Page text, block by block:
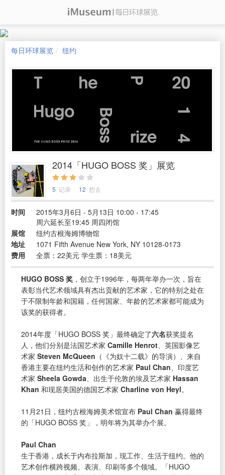
每日环球展览 纽约
2014「HUGO BOSS 奖」展览
5 记录 12 想去
时间
2015年3月6日 - 5月13日 10:00 - 17:45
周六延长至19:45 周四闭馆
展馆
纽约古根海姆博物馆
地址
1071 Fifth Avenue New York, NY 10128-0173
费用
全票：22美元 学生票：18美元
HUGO BOSS 奖 ，创立于1996年，每两年举办一次，旨在
表彰当代艺术领域具有杰出贡献的艺术家，它的特别之处在
于不限制年龄和国籍，任何国家、年龄的艺术家都可能成为
该奖的获得者。
2014年度「HUGO BOSS 奖」最终确定了六名获奖提名
人，他们分别是法国艺术家 Camille Henrot、英国影像艺
术家 Steven McQueen （《为奴十二载》的导演）、来自
香港主要在纽约生活和创作的艺术家 Paul Chan、印度艺
术家 Sheela Gowda、出生于伦敦的埃及艺术家 Hassan
Khan 和现居美国的德国艺术家 Charline von Heyl。
11月21日，纽约古根海姆美术馆宣布 Paul Chan 赢得最终
的「HUGO BOSS 奖」，明年将为其举办个展。
Paul Chan
生于香港，成长于内布拉斯加，现工作、生活于纽约。他的
艺术创作横跨视频、表演、印刷等多个领域。「HUGO